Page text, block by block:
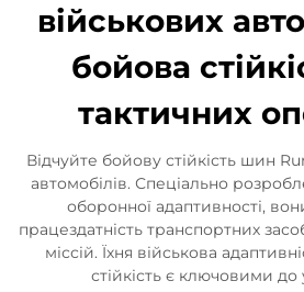
військових
бойова
тактичних
Відчуйте бойову стійкість шин
автомобілів. Спеціально
оборонної адаптивності,
працездатність транспортних
міссій. Їхня військова
стійкість є ключовими до